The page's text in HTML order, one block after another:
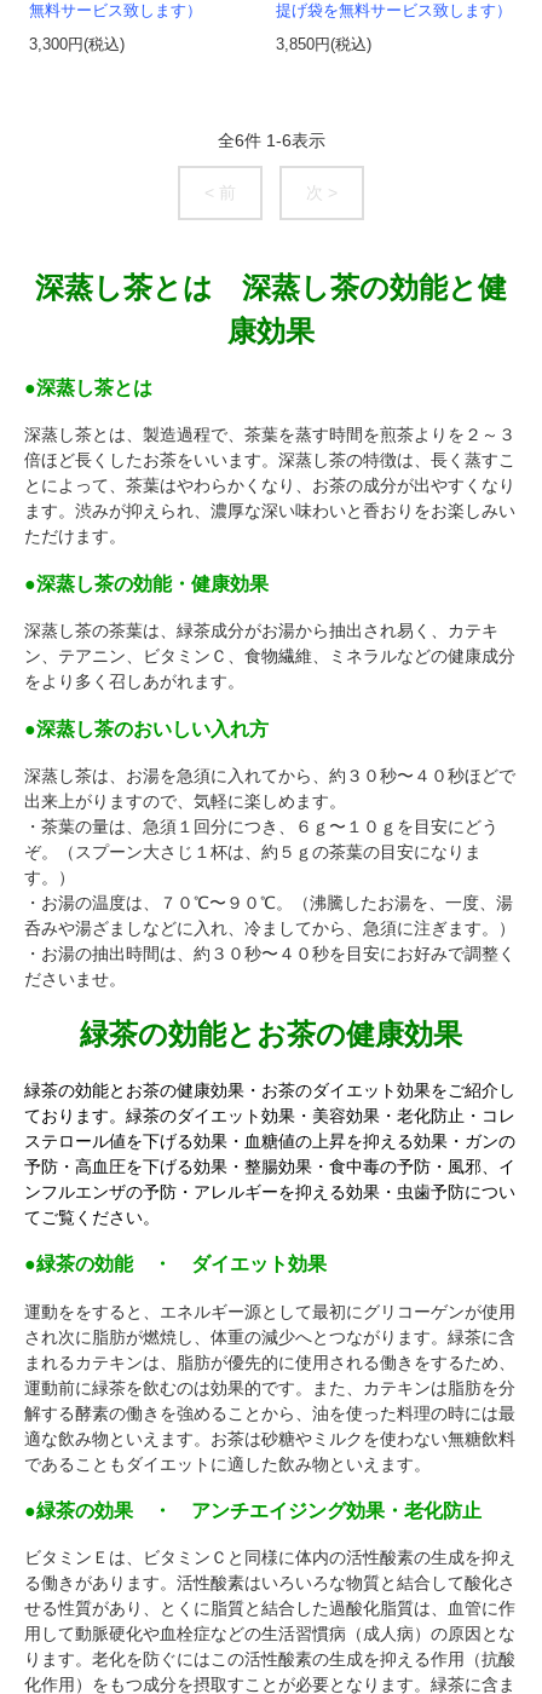
無料サービス致します）
3,300円(税込)
提げ袋を無料サービス致します）
3,850円(税込)
全6件 1-6表示
< 前 次 >
深蒸し茶とは 深蒸し茶の効能と健
康効果
●深蒸し茶とは
深蒸し茶とは、製造過程で、茶葉を蒸す時間を煎茶よりを２～３
倍ほど長くしたお茶をいいます。深蒸し茶の特徴は、長く蒸すこ
とによって、茶葉はやわらかくなり、お茶の成分が出やすくなり
ます。渋みが抑えられ、濃厚な深い味わいと香おりをお楽しみい
ただけます。
●深蒸し茶の効能・健康効果
深蒸し茶の茶葉は、緑茶成分がお湯から抽出され易く、カテキ
ン、テアニン、ビタミンＣ、食物繊維、ミネラルなどの健康成分
をより多く召しあがれます。
●深蒸し茶のおいしい入れ方
深蒸し茶は、お湯を急須に入れてから、約３０秒〜４０秒ほどで
出来上がりますので、気軽に楽しめます。
・茶葉の量は、急須１回分につき、６ｇ〜１０ｇを目安にどう
ぞ。（スプーン大さじ１杯は、約５ｇの茶葉の目安になりま
す。）
・お湯の温度は、７０℃〜９０℃。（沸騰したお湯を、一度、湯
呑みや湯ざましなどに入れ、冷ましてから、急須に注ぎます。）
・お湯の抽出時間は、約３０秒〜４０秒を目安にお好みで調整く
ださいませ。
緑茶の効能とお茶の健康効果
緑茶の効能とお茶の健康効果・お茶のダイエット効果をご紹介し
ております。緑茶のダイエット効果・美容効果・老化防止・コレ
ステロール値を下げる効果・血糖値の上昇を抑える効果・ガンの
予防・高血圧を下げる効果・整腸効果・食中毒の予防・風邪、イ
ンフルエンザの予防・アレルギーを抑える効果・虫歯予防につい
てご覧ください。
●緑茶の効能 ・ ダイエット効果
運動ををすると、エネルギー源として最初にグリコーゲンが使用
され次に脂肪が燃焼し、体重の減少へとつながります。緑茶に含
まれるカテキンは、脂肪が優先的に使用される働きをするため、
運動前に緑茶を飲むのは効果的です。また、カテキンは脂肪を分
解する酵素の働きを強めることから、油を使った料理の時には最
適な飲み物といえます。お茶は砂糖やミルクを使わない無糖飲料
であることもダイエットに適した飲み物といえます。
●緑茶の効果 ・ アンチエイジング効果・老化防止
ビタミンＥは、ビタミンＣと同様に体内の活性酸素の生成を抑え
る働きがあります。活性酸素はいろいろな物質と結合して酸化さ
せる性質があり、とくに脂質と結合した過酸化脂質は、血管に作
用して動脈硬化や血栓症などの生活習慣病（成人病）の原因とな
ります。老化を防ぐにはこの活性酸素の生成を抑える作用（抗酸
化作用）をもつ成分を摂取すことが必要となります。緑茶に含ま